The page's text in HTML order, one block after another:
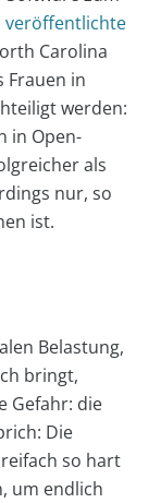
veröffentlichte
Carolina
Frauen in
werden:
in Open-
als
nur, so
ist.
Belastung,
bringt,
Gefahr: die
Die
so hart
um endlich